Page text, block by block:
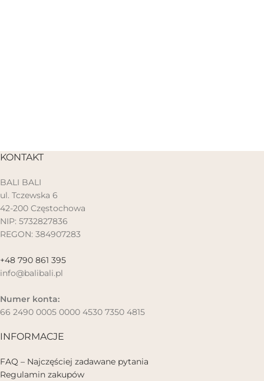
KONTAKT
BALI BALI
ul. Tczewska 6
42-200 Częstochowa
NIP: 5732827836
REGON: 384907283
+48 790 861 395
info@balibali.pl
Numer konta:
66 2490 0005 0000 4530 7350 4815
INFORMACJE
FAQ – Najczęściej zadawane pytania
Regulamin zakupów